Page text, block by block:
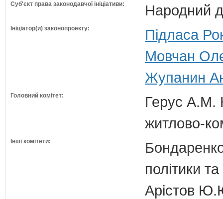
Суб'єкт права законодавчої ініціативи: Народний
Ініціатор(и) законопроекту:
Підласа
Мовчан
Жупанин
Головний комітет:
Герус А.М.
житлово-
Інші комітети:
політики
Арістов